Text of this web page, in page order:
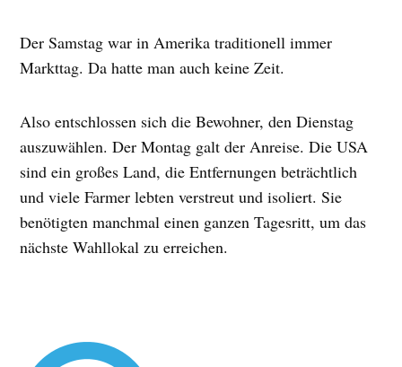
Der Samstag war in Amerika traditionell immer
Markttag. Da hatte man auch keine Zeit.
Also entschlossen sich die Bewohner, den Dienstag
auszuwählen. Der Montag galt der Anreise. Die USA
sind ein großes Land, die Entfernungen beträchtlich
und viele Farmer lebten verstreut und isoliert. Sie
benötigten manchmal einen ganzen Tagesritt, um das
nächste Wahllokal zu erreichen.